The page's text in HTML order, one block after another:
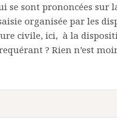
se sont prononcées sur
organisée par les
civile, ici, à la
? Rien n’est